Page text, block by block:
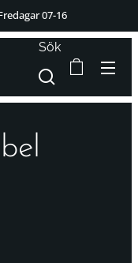
07-16
Sök